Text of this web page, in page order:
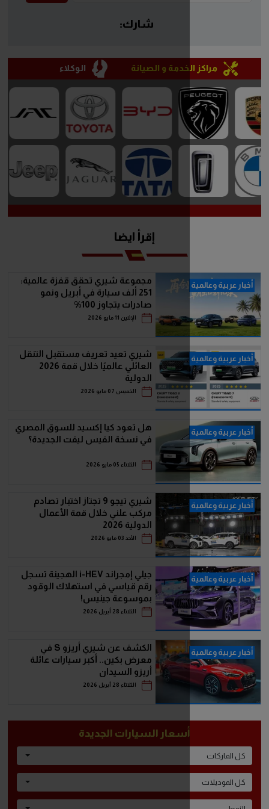
و الصيانة الوكلاء
مجموعة شيري تحقق قفزة عالمية:
251 ألف سيارة في أبريل ونمو
الإثنين 11 مايو 2026
شيري تعيد تعريف مستقبل التنقل
العائلي عالميًا خلال قمة 2026
الدولية
الخميس 07 مايو 2026
هل تعود كيا إكسيد للسوق المصري
في نسخة الفيس ليفت الجديدة؟
الثلاثاء 05 مايو 2026
شيري تيجو 9 تجتاز اختبار تصادم
مركب علني خلال قمة الأعمال
الدولية 2026
الأحد 03 مايو 2026
جيلي إمجراند i-HEV الهجينة تسجل
رقم قياسي في استهلاك الوقود
بموسوعة جينيس!
الثلاثاء 28 أبريل 2026
الكشف عن شيري أريزو S في
معرض بكين.. أكبر سيارات عائلة
أريزو السيدان
الثلاثاء 28 أبريل 2026
أسعار السيارات الجديدة